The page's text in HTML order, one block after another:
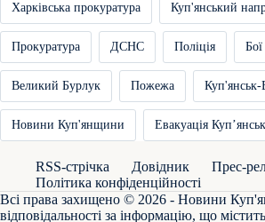
Харківська прокуратура Куп'янський
Прокуратура ДСНС Поліція
Великий Бурлук Пожежа Куп'янськ-
Новини Куп'янщини Евакуація Купʼянськ
RSS-стрічка Довідник Прес-
Політика конфіденційності
Всі права захищено © 2026 - Новини
відповідальності за інформацію, що